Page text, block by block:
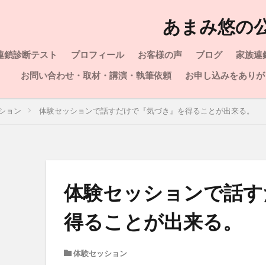
あまみ悠の
鎖診断テスト プロフィール お客様の声 ブログ 家族連
お問い合わせ・取材・講演・執筆依頼
お申し込みをありが
ョン 体験セッションで話すだけで『気づき』を得ることが出来る。
体験セッションで話
得ることが出来る。
体験セッション